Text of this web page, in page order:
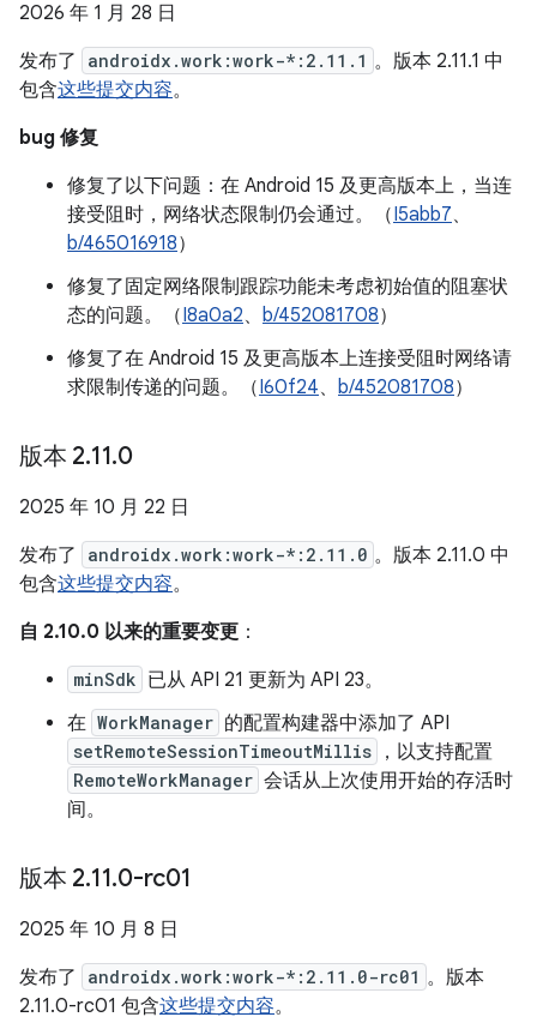
2026 年 1 月 28 日
发布了
androidx.work:work-*:2.11.1 。版本 2.11.1 中
包含这些提交内容。
bug 修复
修复了以下问题：在 Android 15 及更高版本上，当连
接受阻时，网络状态限制仍会通过。（I5abb7、
b/465016918）
修复了固定网络限制跟踪功能未考虑初始值的阻塞状
态的问题。（I8a0a2、 b/452081708）
修复了在 Android 15 及更高版本上连接受阻时网络请
求限制传递的问题。（I60f24、 b/452081708）
版本 2.11.0
2025 年 10 月 22 日
发布了
androidx.work:work-*:2.11.0 。版本 2.11.0 中
包含这些提交内容。
自 2.10.0 以来的重要变更 ：
minSdk 已从 API 21 更新为 API 23。
在 WorkManager 的配置构建器中添加了 API
setRemoteSessionTimeoutMillis ，以支持配置
RemoteWorkManager 会话从上次使用开始的存活时
间。
版本 2.11.0-rc01
2025 年 10 月 8 日
发布了
androidx.work:work-*:2.11.0-rc01 。版本
2.11.0-rc01 包含这些提交内容。